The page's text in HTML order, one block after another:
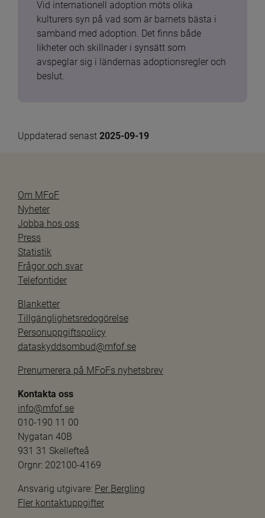
Vid internationell adoption möts olika
kulturers syn på vad som är barnets bästa i
samband med adoption. Det finns både
likheter och skillnader i synsätt som
avspeglar sig i ländernas adoptionsregler och
beslut.
Uppdaterad senast 2025-09-19
Om MFoF
Nyheter
Jobba hos oss
Press
Statistik
Frågor och svar
Telefontider
Blanketter
Tillgänglighetsredogörelse
Personuppgiftspolicy
dataskyddsombud@mfof.se
Prenumerera på MFoFs nyhetsbrev
Kontakta oss
info@mfof.se
010-190 11 00
Nygatan 40B
931 31 Skellefteå
Orgnr: 202100-4169
Ansvarig utgivare: Per Bergling
Fler kontaktuppgifter